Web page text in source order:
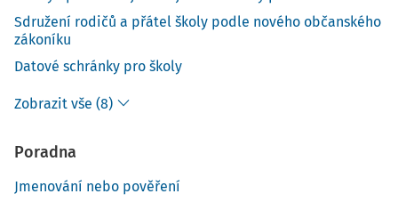
Sdružení rodičů a přátel školy podle nového občanského
zákoníku
Datové schránky pro školy
Zobrazit vše (8)
Poradna
Jmenování nebo pověření